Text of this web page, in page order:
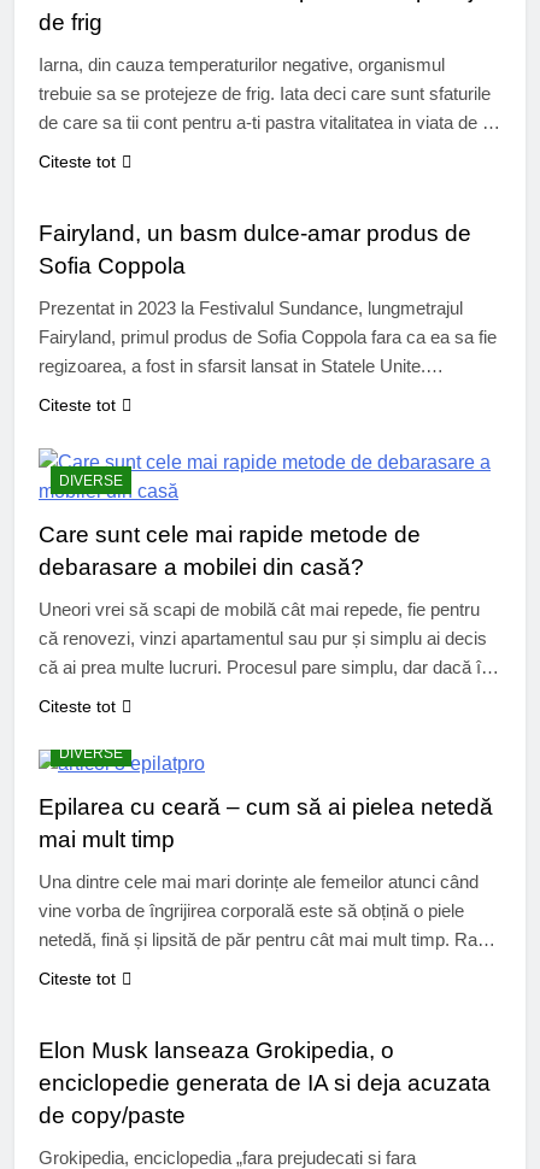
de frig
Iarna, din cauza temperaturilor negative, organismul
trebuie sa se protejeze de frig. Iata deci care sunt sfaturile
de care sa tii cont pentru a-ti pastra vitalitatea in viata de zi
cu zi in ciuda frigului de afara. Corpul nostru detine unele
Citeste tot
Fairyland, un basm dulce-amar produs de
Sofia Coppola
Prezentat in 2023 la Festivalul Sundance, lungmetrajul
Fairyland, primul produs de Sofia Coppola fara ca ea sa fie
regizoarea, a fost in sfarsit lansat in Statele Unite.
Fairyland, un basm dulce-amar produs de Sofia Coppola In
productie cofondate de tatal sau, American Zoetrope, a
achizitionat drepturile de adaptare…
Citeste tot
DIVERSE
Care sunt cele mai rapide metode de
debarasare a mobilei din casă?
Uneori vrei să scapi de mobilă cât mai repede, fie pentru
că renovezi, vinzi apartamentul sau pur și simplu ai decis
că ai prea multe lucruri. Procesul pare simplu, dar dacă îl
faci haotic, poate deveni obositor și costisitor. De aceea,
reduc riscurile și…
Citeste tot
DIVERSE
Epilarea cu ceară – cum să ai pielea netedă
mai mult timp
Una dintre cele mai mari dorințe ale femeilor atunci când
vine vorba de îngrijirea corporală este să obțină o piele
netedă, fină și lipsită de păr pentru cât mai mult timp. Rasul
sau cremele depilatoare oferă rezultate rapide, însă firele
Citeste tot
Elon Musk lanseaza Grokipedia, o
enciclopedie generata de IA si deja acuzata
de copy/paste
Grokipedia, enciclopedia „fara prejudecati si fara